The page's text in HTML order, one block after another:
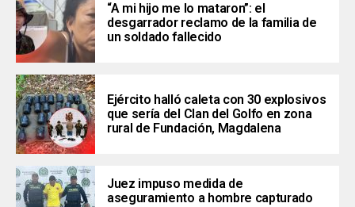
“A mi hijo me lo mataron”: el
desgarrador reclamo de la familia de
un soldado fallecido
Ejército halló caleta con 30 explosivos
que sería del Clan del Golfo en zona
rural de Fundación, Magdalena
Juez impuso medida de
aseguramiento a hombre capturado